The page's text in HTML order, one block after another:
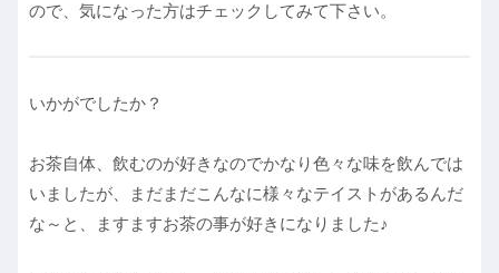
ので、気になった方はチェックしてみて下さい。
いかがでしたか？
お茶自体、飲むのが好きなのでかなり色々な味を飲んでは
いましたが、まだまだこんなに様々なテイストがあるんだ
な～と、ますますお茶の事が好きになりました♪